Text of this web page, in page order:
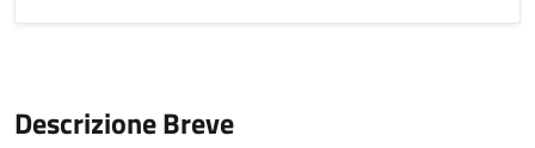
Descrizione Breve